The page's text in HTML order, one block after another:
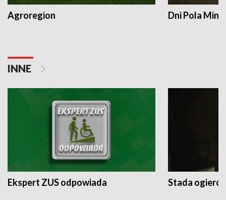
Agroregion Dni Pola
INNE
Ekspert ZUS odpowiada Stada